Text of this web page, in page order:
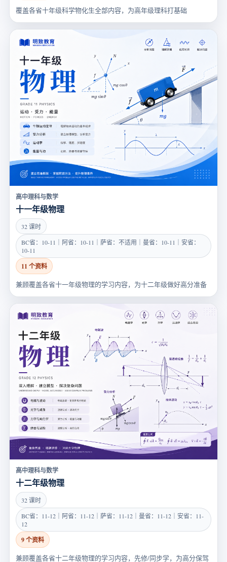
覆盖各省十年级科学物化生全部内容，为高年级理科打基础
高中理科与数学
十一年级物理
32 课时
BC省：10-11｜阿省：10-11｜萨省：不适用｜曼省：10-11｜安省：
10-11
11 个资料
兼顾覆盖各省十一年级物理的学习内容，为十二年级做好高分准备
高中理科与数学
十二年级物理
32 课时
BC省：11-12｜阿省：11-12｜萨省：11-12｜曼省：11-12｜安省：11-
12
9 个资料
兼顾覆盖各省十二年级物理的学习内容，先修/同步学，为高分保驾